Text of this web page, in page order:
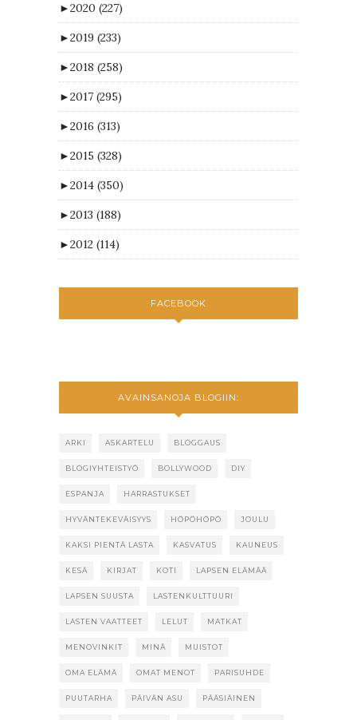
►2020 (227)
►2019 (233)
►2018 (258)
►2017 (295)
►2016 (313)
►2015 (328)
►2014 (350)
►2013 (188)
►2012 (114)
FACEBOOK
AVAINSANOJA BLOGIIN:
ARKI ASKARTELU BLOGGAUS
BLOGIYHTEISTYÖ BOLLYWOOD DIY
ESPANJA HARRASTUKSET
HYVÄNTEKEVÄISYYS HÖPÖHÖPÖ JOULU
KAKSI PIENTÄ LASTA KASVATUS KAUNEUS
KESÄ KIRJAT KOTI LAPSEN ELÄMÄÄ
LAPSEN SUUSTA LASTENKULTTUURI
LASTEN VAATTEET LELUT MATKAT
MENOVINKIT MINÄ MUISTOT
OMA ELÄMÄ OMAT MENOT PARISUHDE
PUUTARHA PÄIVÄN ASU PÄÄSIÄINEN